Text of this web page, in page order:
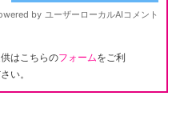
はこちらのフォームをご利
い。